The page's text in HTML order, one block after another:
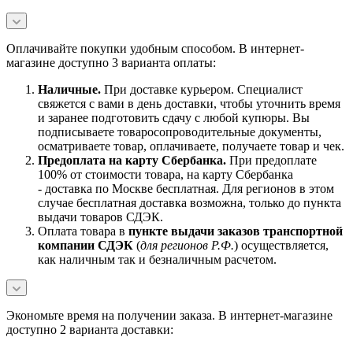
Оплачивайте покупки удобным способом. В интернет-
магазине доступно 3 варианта оплаты:
Наличные. При доставке курьером. Специалист
свяжется с вами в день доставки, чтобы уточнить время
и заранее подготовить сдачу с любой купюры. Вы
подписываете товаросопроводительные документы,
осматриваете товар, оплачиваете, получаете товар и чек.
Предоплата на карту Сбербанка. При предоплате
100% от стоимости товара, на карту Сбербанка
- доставка по Москве бесплатная. Для регионов в этом
случае бесплатная доставка возможна, только до пункта
выдачи товаров СДЭК.
Оплата товара в пункте выдачи заказов транспортной
компании СДЭК (для регионов Р.Ф.) осуществляется,
как наличным так и безналичным расчетом.
Экономьте время на получении заказа. В интернет-магазине
доступно 2 варианта доставки: